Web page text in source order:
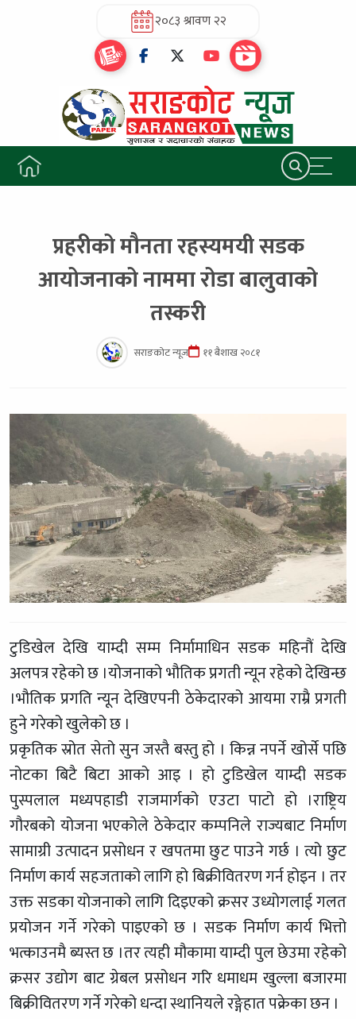
२०८३ श्रावण २२
प्रहरीको मौनता रहस्यमयी सडक
आयोजनाको नाममा रोडा बालुवाको
तस्करी
सराङकोट न्यूज ११ बैशाख २०८१
टुडिखेल देखि याम्दी सम्म निर्मामाधिन सडक महिनौं देखि
अलपत्र रहेको छ ।योजनाको भौतिक प्रगती न्यून रहेको देखिन्छ
।भौतिक प्रगति न्यून देखिएपनी ठेकेदारको आयमा राम्रै प्रगती
हुने गरेको खुलेको छ ।
प्रकृतिक स्रोत सेतो सुन जस्तै बस्तु हो । किन्न नपर्ने खोर्से पछि
नोटका बिटै बिटा आको आइ । हो टुडिखेल याम्दी सडक
पुस्पलाल मध्यपहाडी राजमार्गको एउटा पाटो हो ।राष्ट्रिय
गौरबको योजना भएकोले ठेकेदार कम्पनिले राज्यबाट निर्माण
सामाग्री उत्पादन प्रसोधन र खपतमा छुट पाउने गर्छ । त्यो छुट
निर्माण कार्य सहजताको लागि हो बिक्रीवितरण गर्न होइन । तर
उक्त सडका योजनाको लागि दिइएको क्रसर उध्योगलाई गलत
प्रयोजन गर्ने गरेको पाइएको छ । सडक निर्माण कार्य भित्तो
भत्काउनमै ब्यस्त छ ।तर त्यही मौकामा याम्दी पुल छेउमा रहेको
क्रसर उद्योग बाट ग्रेबल प्रसोधन गरि धमाधम खुल्ला बजारमा
बिक्रीवितरण गर्ने गरेको धन्दा स्थानियले रङ्गेहात पक्रेका छन ।